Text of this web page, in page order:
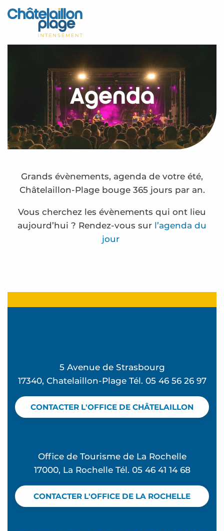
Aller
au
principal
Accueil
Découvrir
Activités
Rendez-vous
Votre séjour
Espace Pro
Agenda
Grands évènements, agenda de votre été,
Châtelaillon-Plage bouge 365 jours par an.
Vous cherchez les évènements qui ont lieu
aujourd’hui ? Rendez-vous sur l’agenda du
jour
Atelier Bougie estivale et Mocktail chez Vagues
Atelier Hip Hop - L'été à Beauséjour
Club de plage - Mômes à la plage
Découverte des oiseaux et d'une cabane
Stage sauvetage aquatique
5 Avenue de Strasbourg
17340, Chatelaillon-Plage Tél. 05 46 56 26 97
CONTACTER L'OFFICE DE CHÂTELAILLON
Office de Tourisme de La Rochelle
17000, La Rochelle Tél. 05 46 41 14 68
CONTACTER L'OFFICE DE LA ROCHELLE